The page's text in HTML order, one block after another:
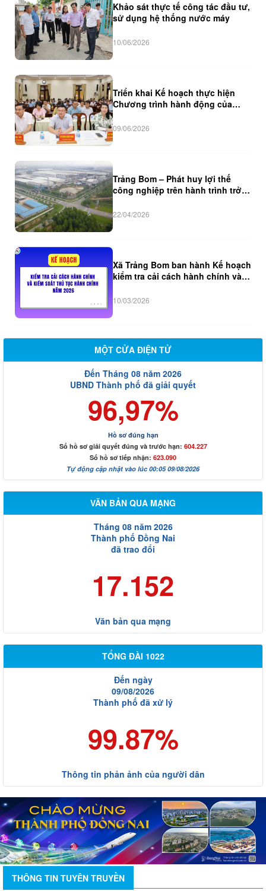
Khảo sát thực tế công tác đầu tư,
sử dụng hệ thống nước máy
10/06/2026
Triển khai Kế hoạch thực hiện
Chương trình hành động của
hoạch của Đảng uỷ phường
09/06/2026
Trảng Bom – Phát huy lợi thế
công nghiệp trên hành trình trở
22/04/2026
Xã Trảng Bom ban hành Kế hoạch
kiểm tra cải cách hành chính và
năm 2026
10/03/2026
MỘT CỬA ĐIỆN TỬ
Đến Tháng 08 năm 2026
UBND Thành phố đã giải quyết
96,97%
Hồ sơ đúng hạn
Số hồ sơ giải quyết đúng và trước hạn: 604.227
Số hồ sơ tiếp nhận: 623.090
Tự động cập nhật vào lúc 00:05 09/08/2026
VĂN BẢN QUA MẠNG
Tháng 08 năm 2026
Thành phố Đồng Nai
đã trao đổi
17.152
Văn bản qua mạng
TỔNG ĐÀI 1022
Đến ngày
09/08/2026
Thành phố đã xử lý
99.87%
Thông tin phản ảnh của người dân
THÔNG TIN TUYÊN TRUYỀN